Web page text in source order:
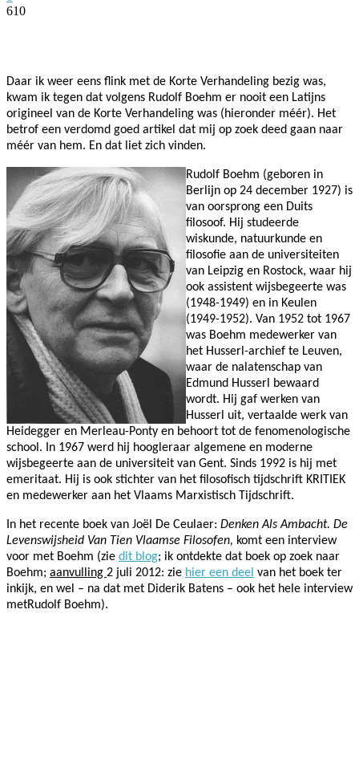
610
Daar ik weer eens flink met de Korte Verhandeling bezig was,
kwam ik tegen dat volgens Rudolf Boehm er nooit een Latijns
origineel van de Korte Verhandeling was (hieronder méér). Het
betrof een verdomd goed artikel dat mij op zoek deed gaan naar
méér van hem. En dat liet zich vinden.
Rudolf Boehm (geboren in
Berlijn op 24 december 1927) is
van oorsprong een Duits
filosoof. Hij studeerde
wiskunde, natuurkunde en
filosofie aan de universiteiten
van Leipzig en Rostock, waar hij
ook assistent wijsbegeerte was
(1948-1949) en in Keulen
(1949-1952). Van 1952 tot 1967
was Boehm medewerker van
het Husserl-archief te Leuven,
waar de nalatenschap van
Edmund Husserl bewaard
wordt. Hij gaf werken van
Husserl uit, vertaalde werk van
Heidegger en Merleau-Ponty en behoort tot de fenomenologische
school. In 1967 werd hij hoogleraar algemene en moderne
wijsbegeerte aan de universiteit van Gent. Sinds 1992 is hij met
emeritaat. Hij is ook stichter van het filosofisch tijdschrift KRITIEK
en medewerker aan het Vlaams Marxistisch Tijdschrift.
In het recente boek van Joël De Ceulaer: Denken Als Ambacht. De
Levenswijsheid Van Tien Vlaamse Filosofen, komt een interview
voor met Boehm (zie dit blog; ik ontdekte dat boek op zoek naar
Boehm; aanvulling 2 juli 2012: zie hier een deel van het boek ter
inkijk, en wel – na dat met Diderik Batens – ook het hele interview
metRudolf Boehm).